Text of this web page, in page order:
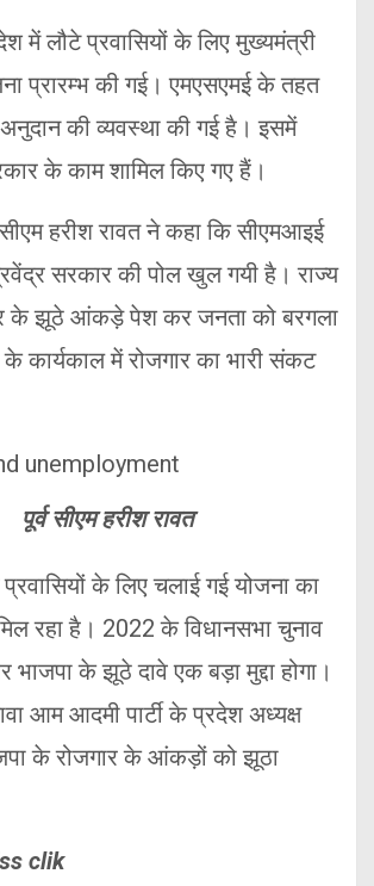
में लौटे प्रवासियों के लिए मुख्यमंत्री
प्रारम्भ की गई। एमएसएमई के तहत
की व्यवस्था की गई है। इसमें
के काम शामिल किए गए हैं।
हरीश रावत ने कहा कि सीएमआइई
सरकार की पोल खुल गयी है। राज्य
के झूठे आंकड़े पेश कर जनता को बरगला
कार्यकाल में रोजगार का भारी संकट
पूर्व सीएम हरीश रावत
के लिए चलाई गई योजना का
रहा है। 2022 के विधानसभा चुनाव
भाजपा के झूठे दावे एक बड़ा मुद्दा होगा।
आम आदमी पार्टी के प्रदेश अध्यक्ष
के रोजगार के आंकड़ों को झूठा
clik